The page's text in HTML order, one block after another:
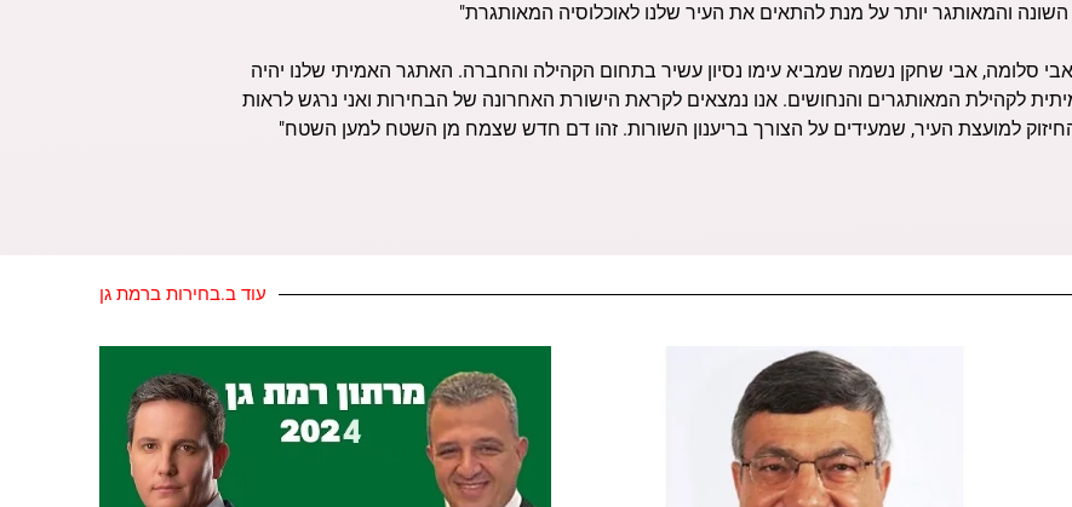
והמאותגר יותר על מנת להתאים את העיר שלנו לאוכלוסיה המאותגרת"
סלומה, אבי שחקן נשמה שמביא עימו נסיון עשיר בתחום הקהילה והחברה. האתגר האמיתי שלנו יהיה
לקהילת המאותגרים והנחושים. אנו נמצאים לקראת הישורת האחרונה של הבחירות ואני נרגש לראות
למועצת העיר, שמעידים על הצורך בריענון השורות. זהו דם חדש שצמח מן השטח למען השטח"
עוד ב.בחירות ברמת גן